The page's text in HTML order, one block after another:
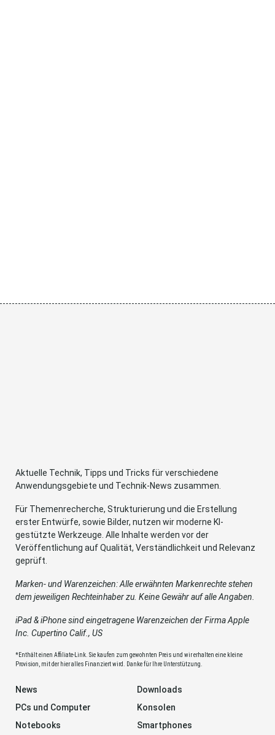
Aktuelle Technik, Tipps und Tricks für verschiedene
Anwendungsgebiete und Technik-News zusammen.
Für Themenrecherche, Strukturierung und die Erstellung
erster Entwürfe, sowie Bilder, nutzen wir moderne KI-
gestützte Werkzeuge. Alle Inhalte werden vor der
Veröffentlichung auf Qualität, Verständlichkeit und Relevanz
geprüft.
Marken- und Warenzeichen: Alle erwähnten Markenrechte stehen
dem jeweiligen Rechteinhaber zu. Keine Gewähr auf alle Angaben.
iPad & iPhone sind eingetragene Warenzeichen der Firma Apple
Inc. Cupertino Calif., US
*Enthält einen Affiliate-Link. Sie kaufen zum gewohnten Preis und wir erhalten eine kleine
Provision, mit der hier alles Finanziert wird. Danke für Ihre Unterstützung.
News
Downloads
PCs und Computer
Konsolen
Notebooks
Smartphones